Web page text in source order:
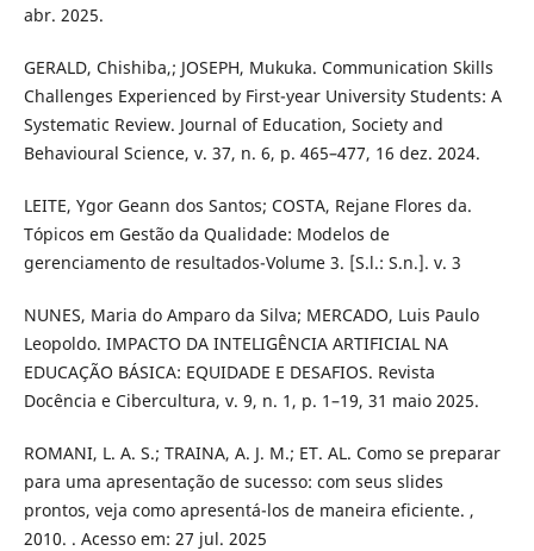
abr. 2025.
​GERALD, Chishiba,; JOSEPH, Mukuka. Communication Skills
Challenges Experienced by First-year University Students: A
Systematic Review. Journal of Education, Society and
Behavioural Science, v. 37, n. 6, p. 465–477, 16 dez. 2024.
​LEITE, Ygor Geann dos Santos; COSTA, Rejane Flores da.
Tópicos em Gestão da Qualidade: Modelos de
gerenciamento de resultados-Volume 3. [S.l.: S.n.]. v. 3
​NUNES, Maria do Amparo da Silva; MERCADO, Luis Paulo
Leopoldo. IMPACTO DA INTELIGÊNCIA ARTIFICIAL NA
EDUCAÇÃO BÁSICA: EQUIDADE E DESAFIOS. Revista
Docência e Cibercultura, v. 9, n. 1, p. 1–19, 31 maio 2025.
​ROMANI, L. A. S.; TRAINA, A. J. M.; ET. AL. Como se preparar
para uma apresentação de sucesso: com seus slides
prontos, veja como apresentá-los de maneira eficiente. ,
2010. . Acesso em: 27 jul. 2025